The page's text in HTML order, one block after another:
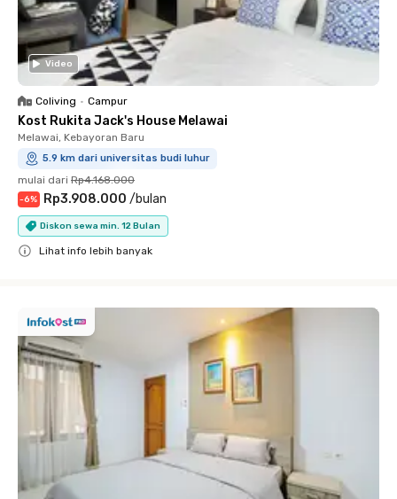
Video
Coliving • Campur
Kost Rukita Jack's House Melawai
Melawai, Kebayoran Baru
5.9 km dari universitas budi luhur
mulai dari Rp4.168.000
-6% Rp3.908.000 /bulan
Diskon sewa min. 12 Bulan
Lihat info lebih banyak